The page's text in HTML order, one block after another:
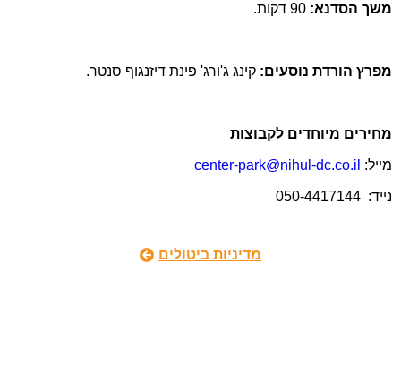
משך הסדנא: 90 דקות.
מפרץ הורדת נוסעים: קינג ג'ורג' פינת דיזנגוף סנטר.
מחירים מיוחדים לקבוצות
מייל: center-park@nihul-dc.co.il
נייד: 050-4417144
מדיניות ביטולים